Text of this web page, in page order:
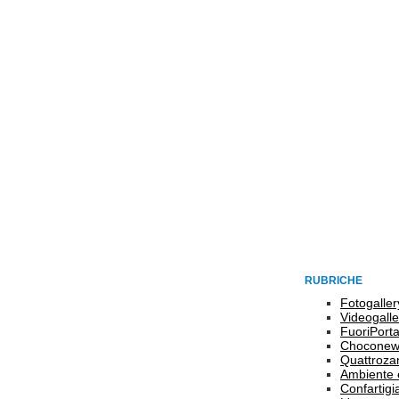
RUBRICHE
FuoriPorta
Ambiente